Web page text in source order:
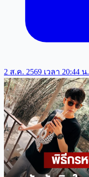
2 ส.ค. 2569 เวลา 20:44 น.